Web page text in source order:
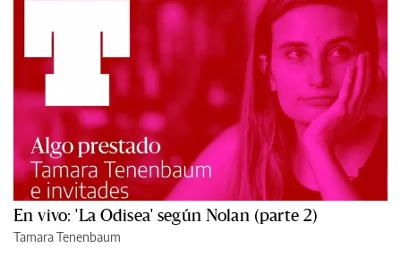
En vivo: 'La Odisea' según Nolan (parte 2)
Tamara Tenenbaum